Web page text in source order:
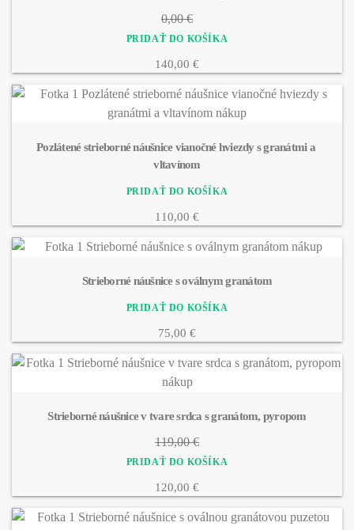
0,00 €
140,00 €
Pozlátené strieborné náušnice vianočné hviezdy s granátmi a
vltavínom
110,00 €
Strieborné náušnice s oválnym granátom
75,00 €
Strieborné náušnice v tvare srdca s granátom, pyropom
119,00 €
120,00 €